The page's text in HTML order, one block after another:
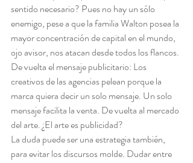
sentido necesario? Pues no hay un sólo
enemigo, pese a que la familia Walton posea la
mayor concentración de capital en el mundo,
ojo avisor, nos atacan desde todos los flancos.
De vuelta el mensaje publicitario: Los
creativos de las agencias pelean porque la
marca quiera decir un solo mensaje. Un solo
mensaje facilita la venta. De vuelta al mercado
del arte. ¿El arte es publicidad?
La duda puede ser una estrategia también,
para evitar los discursos molde. Dudar entre